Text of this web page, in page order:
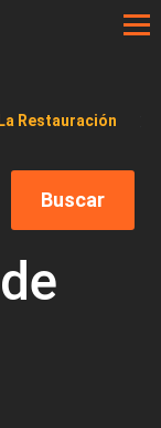
a la
La Restauración